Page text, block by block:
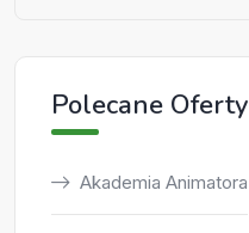
Polecane Oferty
Akademia Animatora